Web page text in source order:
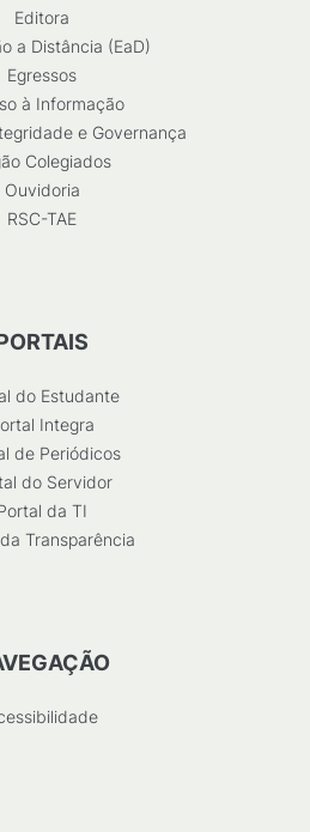
Editora
a Distância (EaD)
Egressos
à Informação
e Governança
Colegiados
Ouvidoria
RSC-TAE
do Estudante
Integra
de Periódicos
do Servidor
da TI
Transparência